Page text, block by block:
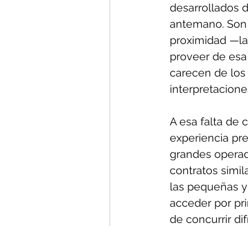
desarrollados
antemano.
proximidad
proveer de
carecen de
A esa falta de
experiencia
grandes
contratos
las pequeñas
acceder por
de concurrir